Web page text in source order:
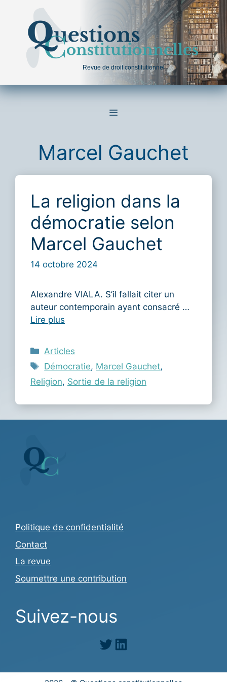
contenu
Revue de droit constitutionnel
MENU
Marcel Gauchet
La religion dans la
démocratie selon
Marcel Gauchet
14 octobre 2024
Alexandre VIALA. S’il fallait citer un
auteur contemporain ayant consacré …
Lire plus
Catégories
Articles
Étiquettes
Démocratie, Marcel Gauchet,
Religion, Sortie de la religion
Politique de confidentialité
Contact
La revue
Soumettre une contribution
Suivez-nous
TwitterLinkedIn